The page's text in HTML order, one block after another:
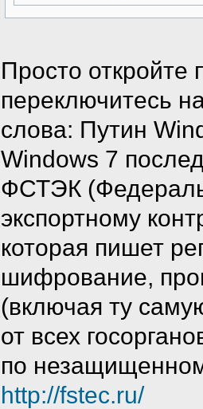
Просто
переключитесь
слова: Путин
Windows 7
ФСТЭК
экспортному
которая пишет
шифрование,
(включая ту
от всех
по
http://fstec.ru/